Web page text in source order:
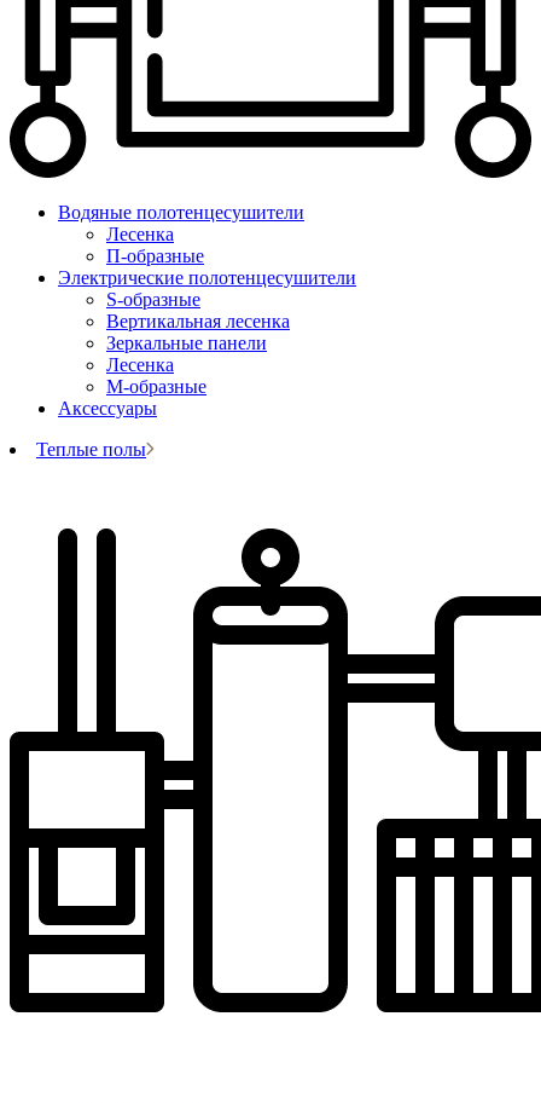
Водяные полотенцесушители
Лесенка
П-образные
Электрические полотенцесушители
S-образные
Вертикальная лесенка
Зеркальные панели
Лесенка
М-образные
Аксессуары
Теплые полы